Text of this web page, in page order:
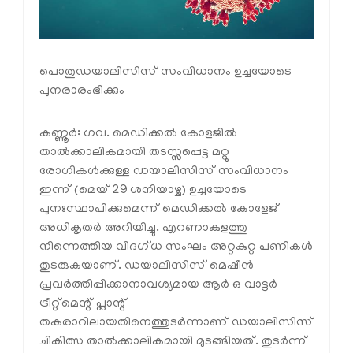
പൊതുഡയാലിസിസ് സംവിധാനം ഉച്ചയോടെ
പുനരാരംഭിക്കും
കണ്ണൂര്‍: ഗവ. മെഡിക്കല്‍ കോളജില്‍
താല്‍ക്കാലികമായി തടസ്സപ്പെട്ട മറ്റു
രോഗികള്‍ക്കുള്ള ഡയാലിസിസ് സംവിധാനം
ഇന്ന് (മെയ് 29 ശനിയാഴ്ച) ഉച്ചയോടെ
പുനഃസ്ഥാപിക്കുമെന്ന് മെഡിക്കല്‍ കോളേജ്
അധികൃതര്‍ അറിയിച്ചു. എറണാകുളത്തു
നിന്നെത്തിയ വിദഗ്ധ സംഘം അറ്റകുറ്റ പണികള്‍
തുടരുകയാണ്. ഡയാലിസിസ് മെഷീന്‍
പ്രവര്‍ത്തിപ്പിക്കാനാവശ്യമായ ആര്‍ ഒ വാട്ടര്‍
ട്രീറ്റ്‌മെന്റ് പ്ലാന്റ്
തകരാറിലായതിനെത്തുടര്‍ന്നാണ് ഡയാലിസിസ്
ചികിത്സ താല്‍ക്കാലികമായി മുടങ്ങിയത്. തുടര്‍ന്ന്